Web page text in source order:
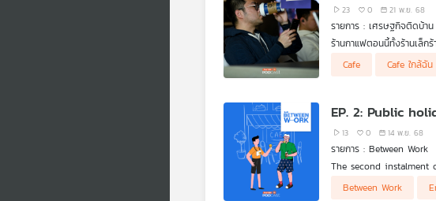
23 0 21 พ.ย. 68
รายการ : เศรษฐกิจติดบ้าน
ร้านกาแฟตอนนี้ทั้งร้านเล็ก
กำลังขยายสาขาไปทั่วโล
สำคัญจะต้องตั้งรับและปรับตั
ดร.วิทย์ สิทธิเวคิน และ
Cafe Cafe ใกล้ฉัน
EP. 2:
13 0 14 พ.ย. 68
รายการ : Between Work
The second instalment
Between Work